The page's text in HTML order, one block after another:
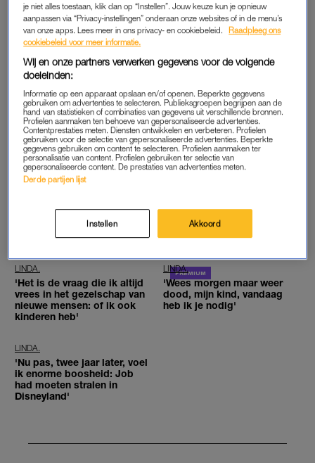
LINDA.
‘Ik wil niet die vrouw worden
naast wie niemand nog wil
zitten op een verjaardag'
LINDA.
komt zijn pop ineens tot
leven, met open mond gaap
LINDA.
'We willen verder maar ook
stil blijven staan, de
herinneringen aan Job zijn
alles wat we nog hebben'
LINDA.
‘Het idee dat ons gezin
voltooid verleden tijd is,
bezorgt me telkens weer een
misselijk gevoel’
een verlengde van mijn huis
geworden, de achtertuin die
we niet hebben'
van Job, onze achilleshiel:
het is zo pijnlijk en
confronterend'
LINDA.
'Het is de vraag die ik altijd
vrees in het gezelschap van
nieuwe mensen: of ik ook
kinderen heb'
LINDA.
'Wees morgen maar weer
dood, mijn kind, vandaag
heb ik je nodig'
LINDA.
'Nu pas, twee jaar later, voel
ik enorme boosheid: Job
had moeten stralen in
Disneyland'
je niet alles toestaan, klik dan op “Instellen”. Jouw keuze kun je opnieuw
aanpassen via “Privacy-instellingen” onderaan onze websites of in de menu’s
van onze apps. Lees meer in ons privacy- en cookiebeleid.
Raadpleeg ons
cookiebeleid voor meer informatie.
Wij en onze partners verwerken gegevens voor de volgende
doeleinden:
Informatie op een apparaat opslaan en/of openen. Beperkte gegevens
gebruiken om advertenties te selecteren. Publieksgroepen begrijpen aan de
hand van statistieken of combinaties van gegevens uit verschillende bronnen.
Profielen aanmaken ten behoeve van gepersonaliseerde advertenties.
Contentprestaties meten. Diensten ontwikkelen en verbeteren. Profielen
gebruiken voor de selectie van gepersonaliseerde advertenties. Beperkte
gegevens gebruiken om content te selecteren. Profielen aanmaken ter
personalisatie van content. Profielen gebruiken ter selectie van
gepersonaliseerde content. De prestaties van advertenties meten.
Derde partijen lijst
Instellen Akkoord